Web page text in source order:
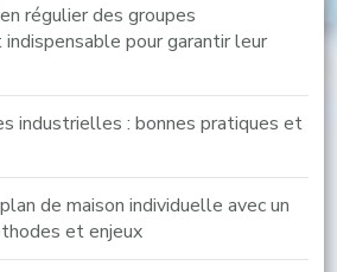
régulier des groupes
pour garantir leur
industrielles : bonnes pratiques et
de maison individuelle avec un
et enjeux